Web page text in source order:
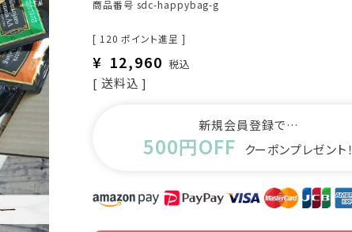
商品番号 sdc-happybag-g
[ 120 ポイント進呈 ]
¥ 12,960 税込
送料込
新規会員登録で…
500円OFF クーポンプレゼント！